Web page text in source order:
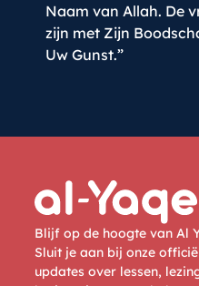
Naam van Allah. De
zijn met Zijn
Uw Gunst.”
Blijf op de hoogte van Al
Sluit je aan bij onze
updates over lessen,